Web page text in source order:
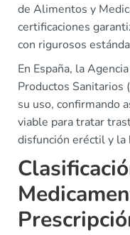
de Alimentos y
certificaciones
con rigurosos
En España, la
Productos Sanitarios
su uso, confirmando
viable para tratar
disfunción eréctil y la